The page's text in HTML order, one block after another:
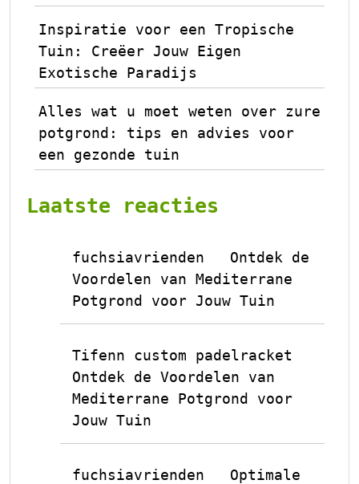
Inspiratie voor een Tropische
Tuin: Creëer Jouw Eigen
Exotische Paradijs
Alles wat u moet weten over zure
potgrond: tips en advies voor
een gezonde tuin
Laatste reacties
fuchsiavrienden
Ontdek de
Voordelen van Mediterrane
Potgrond voor Jouw Tuin
Tifenn custom padelracket
Ontdek de Voordelen van
Mediterrane Potgrond voor
Jouw Tuin
fuchsiavrienden
Optimale